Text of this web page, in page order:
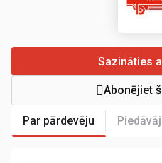
Par pārdevēju
Sazināties
Abonējiet